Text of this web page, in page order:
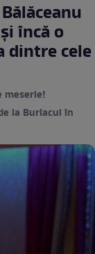
încă o
dintre cele
meserie!
la Burlacul în